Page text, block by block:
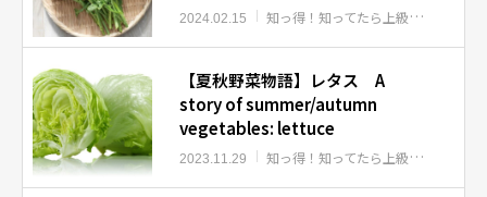
2024.02.15 知っ得！知ってたら上級者
【夏秋野菜物語】レタス A
story of summer/autumn
vegetables: lettuce
2023.11.29 知っ得！知ってたら上級者